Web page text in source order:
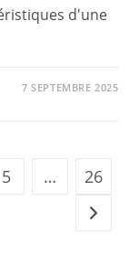
d'une
7 SEPTEMBRE 2025
5 … 26
Aller à